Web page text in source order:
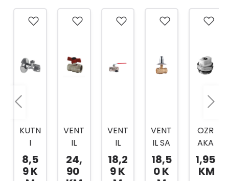
KUTN
VENT
IL
8,5
9 K
VENT
IL
KUGL
ASTI
24,
90
VENT
IL
KUGL
ASTI
18,2
9 K
VENT
IL SA
NIKL
KAP
18,5
0 K
OZR
AKA
1/2
1,95
KM